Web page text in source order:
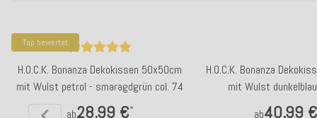
Top bewertet
H.O.C.K. Bonanza Dekokissen 50x50cm
mit Wulst petrol - smaragdgrün col. 74
ab28,99 €*
H.O.C.K. Bonanza
mit Wulst
ab40,99 €